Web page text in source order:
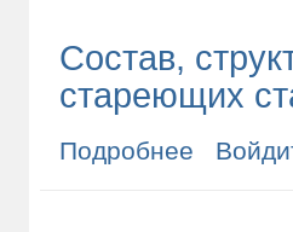
Состав,
стареющих
Подробнее о Состав,